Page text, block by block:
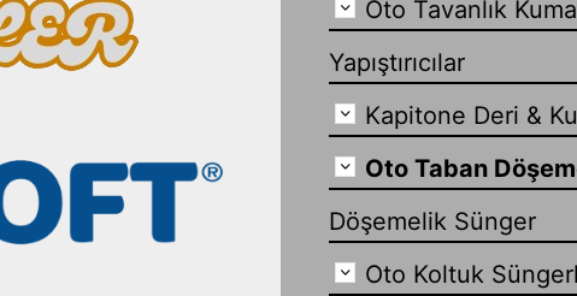
Oto Tavanlık
Yapıştırıcılar
Kapitone Deri &
Oto Taban
Döşemelik Sünger
Oto Koltuk